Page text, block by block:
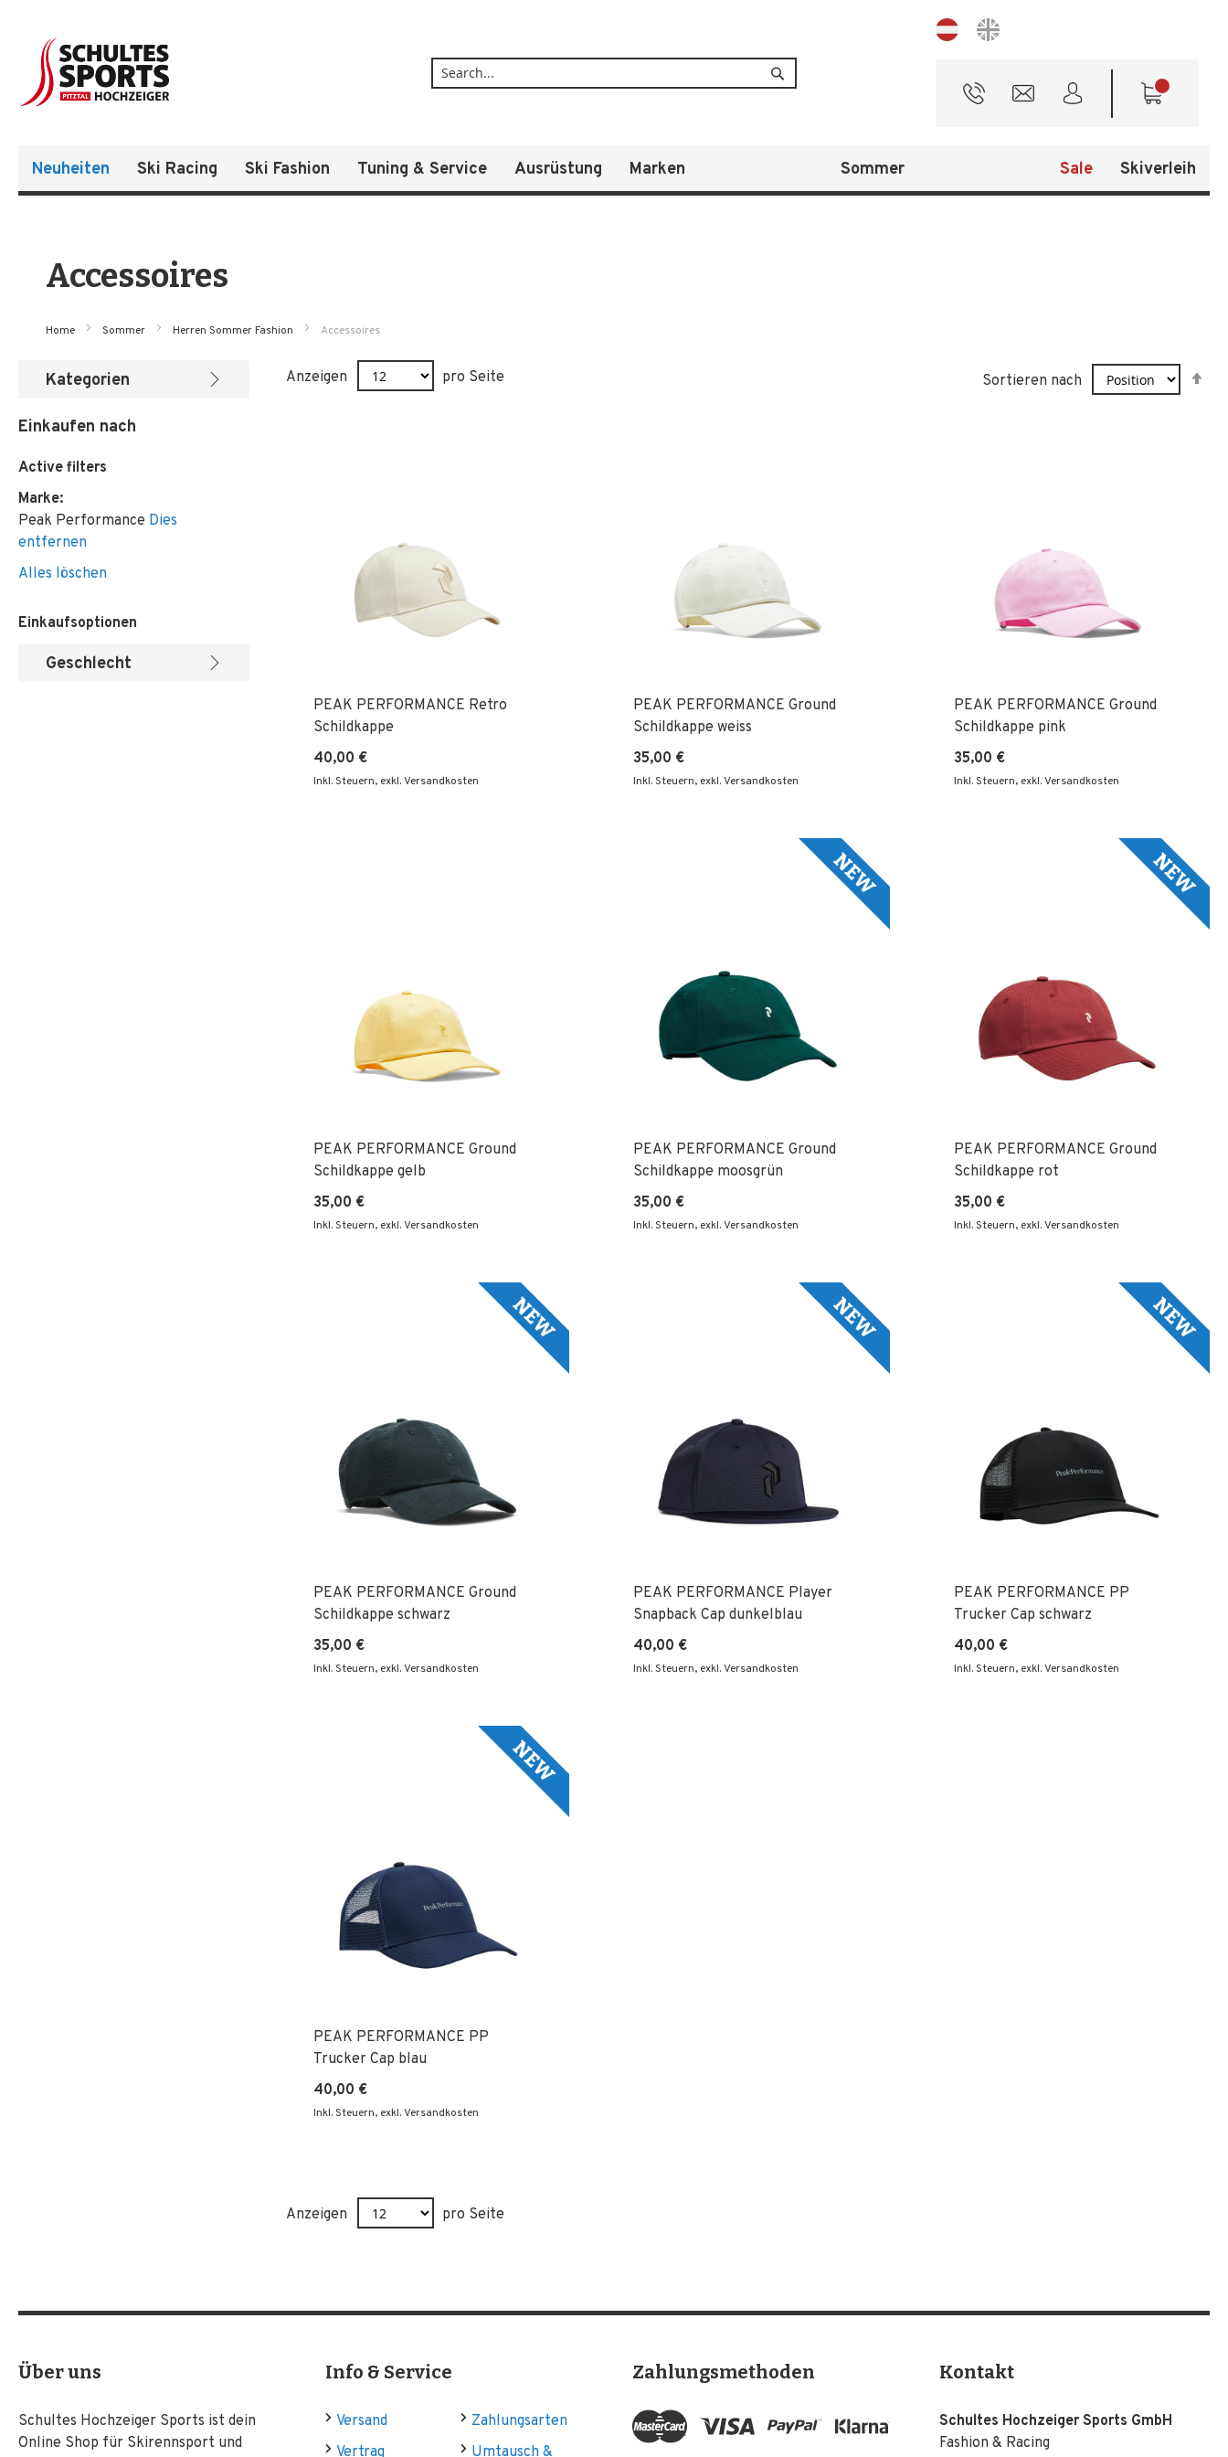
Suche
Sprache
Neuheiten Ski Racing Ski Fashion Tuning & Service Ausrüstung Marken Sommer Sale Skiverleih
Accessoires
Home Sommer Herren Sommer Fashion Accessoires
Anzeigen pro Seite Sortieren nach
PEAK PERFORMANCE Retro
Schildkappe
40,00 €
Inkl. Steuern, exkl. Versandkosten
PEAK PERFORMANCE Ground
Schildkappe weiss
35,00 €
Inkl. Steuern, exkl. Versandkosten
PEAK PERFORMANCE Ground
Schildkappe pink
35,00 €
Inkl. Steuern, exkl. Versandkosten
PEAK PERFORMANCE Ground
Schildkappe gelb
35,00 €
Inkl. Steuern, exkl. Versandkosten
PEAK PERFORMANCE Ground
Schildkappe moosgrün
35,00 €
Inkl. Steuern, exkl. Versandkosten
PEAK PERFORMANCE Ground
Schildkappe rot
35,00 €
Inkl. Steuern, exkl. Versandkosten
PEAK PERFORMANCE Ground
Schildkappe schwarz
35,00 €
Inkl. Steuern, exkl. Versandkosten
PEAK PERFORMANCE Player
Snapback Cap dunkelblau
40,00 €
Inkl. Steuern, exkl. Versandkosten
PEAK PERFORMANCE PP
Trucker Cap schwarz
40,00 €
Inkl. Steuern, exkl. Versandkosten
PEAK PERFORMANCE PP
Trucker Cap blau
40,00 €
Inkl. Steuern, exkl. Versandkosten
Anzeigen pro Seite
Kategorien
Einkaufen nach
Active filters
Marke
Peak Performance Dies
entfernen
Alles löschen
Einkaufsoptionen
Geschlecht
Über uns
Schultes Hochzeiger Sports ist dein
Online Shop für Skirennsport und
Info & Service
Versand
Zahlungsarten
Vertrag
Umtausch &
Zahlungsmethoden Kontakt
Schultes Hochzeiger Sports GmbH
Fashion & Racing